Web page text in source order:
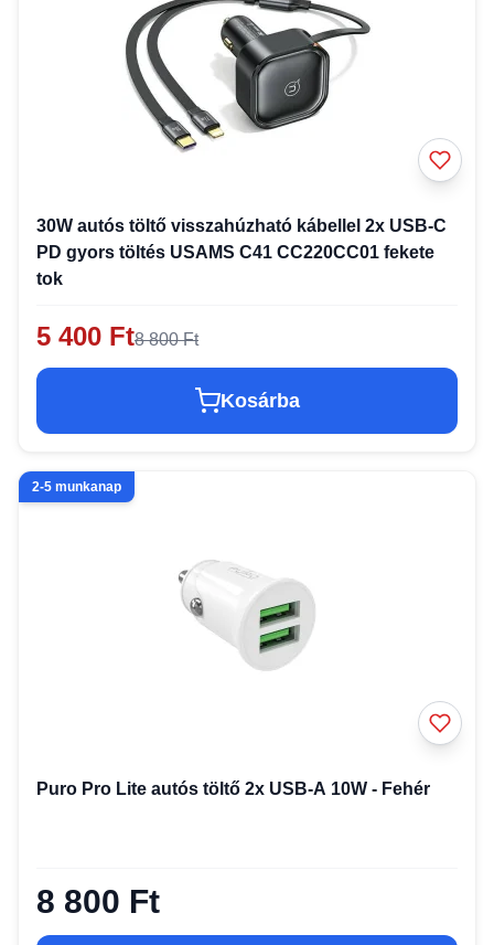
30W autós töltő visszahúzható kábellel 2x USB-C
PD gyors töltés USAMS C41 CC220CC01 fekete
tok
5 400 Ft8 800 Ft
Kosárba
2-5 munkanap
Puro Pro Lite autós töltő 2x USB-A 10W - Fehér
8 800 Ft